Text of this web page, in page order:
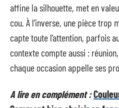
affine la silhouette, met en
cou. À l’inverse, une pièce trop
capte toute l’attention, parfois
contexte compte aussi :
chaque occasion appelle ses
A lire en complément :